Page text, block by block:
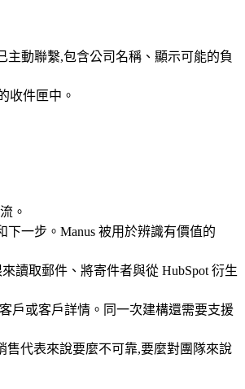
主動聯繫,包含公司名稱、顯示可能的負
收件匣中。
。
一步。Manus 被用於辨識有價值的
讀取郵件、將寄件者與從 HubSpot 衍生
戶或客戶詳情。同一次建構還需要支援
代表來說要麼不可靠,要麼對團隊來說